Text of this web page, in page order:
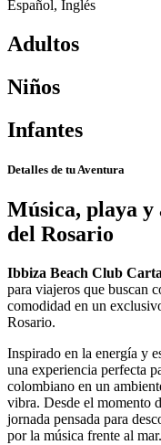
Español, Inglés
Adultos
Niños
Infantes
Detalles de tu Aventura
Música, playa y
del Rosario
Ibbiza Beach Club
para viajeros que buscan
comodidad en un
Rosario.
Inspirado en la energía y
una experiencia perfecta
colombiano en un
vibra. Desde el momento
jornada pensada para
por la música frente al mar.